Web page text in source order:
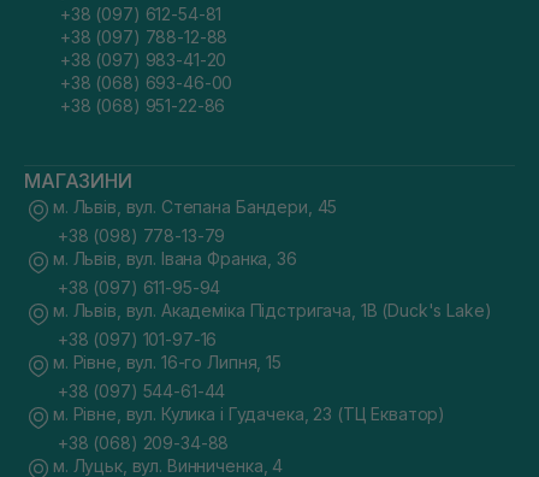
+38 (097) 612-54-81
+38 (097) 788-12-88
+38 (097) 983-41-20
+38 (068) 693-46-00
+38 (068) 951-22-86
МАГАЗИНИ
м. Львів, вул. Степана Бандери, 45
+38 (098) 778-13-79
м. Львів, вул. Івана Франка, 36
+38 (097) 611-95-94
м. Львів, вул. Академіка Підстригача, 1В (Duck's Lake)
+38 (097) 101-97-16
м. Рівне, вул. 16-го Липня, 15
+38 (097) 544-61-44
м. Рівне, вул. Кулика і Гудачека, 23 (ТЦ Екватор)
+38 (068) 209-34-88
м. Луцьк, вул. Винниченка, 4